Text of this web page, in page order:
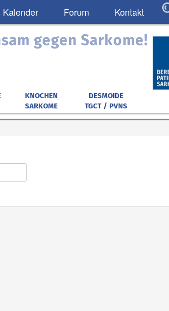
Kalender Forum Kontakt
gegen Sarkome!
KNOCHEN
SARKOME
DESMOIDE
TGCT / PVNS